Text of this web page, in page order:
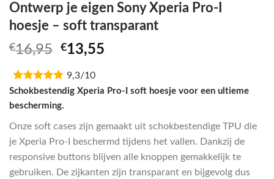
Ontwerp je eigen Sony Xperia Pro-I
hoesje – soft transparant
€16,95 Oorspronkelijke
was:
€16,95.
€13,55
€13,55.
9,3/10
Schokbestendig Xperia Pro-I soft hoesje voor een ultieme
bescherming.
Onze soft cases zijn gemaakt uit schokbestendige TPU die
je Xperia Pro-I beschermd tijdens het vallen. Dankzij de
responsive buttons blijven alle knoppen gemakkelijk te
gebruiken. De zijkanten zijn transparant en bijgevolg dus